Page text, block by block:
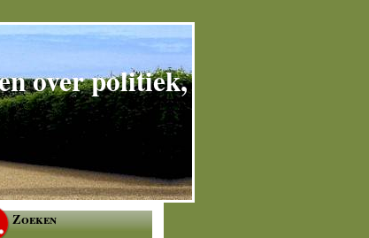
over politiek,
Zoeken